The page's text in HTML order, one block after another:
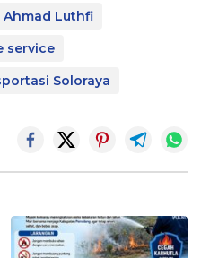
Ahmad Luthfi
service
Soloraya